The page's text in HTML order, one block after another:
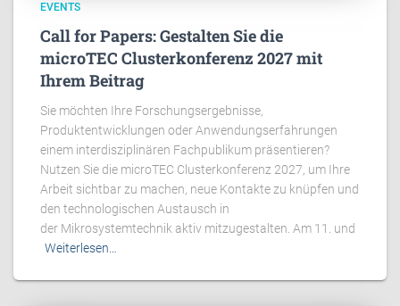
EVENTS
Call for Papers: Gestalten Sie die
microTEC Clusterkonferenz 2027 mit
Ihrem Beitrag
Sie möchten Ihre Forschungsergebnisse,
Produktentwicklungen oder Anwendungserfahrungen
einem interdisziplinären Fachpublikum präsentieren?
Nutzen Sie die microTEC Clusterkonferenz 2027, um Ihre
Arbeit sichtbar zu machen, neue Kontakte zu knüpfen und
den technologischen Austausch in
der Mikrosystemtechnik aktiv mitzugestalten. Am 11. und
Weiterlesen…